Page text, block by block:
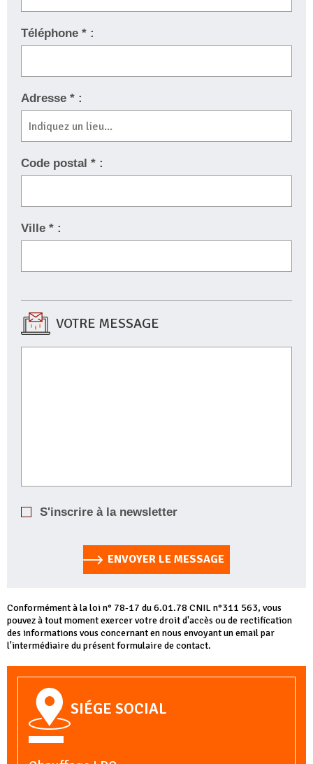
Téléphone * :
Adresse * :
Code postal * :
Ville * :
VOTRE MESSAGE
S'inscrire à la newsletter
ENVOYER LE MESSAGE
Conformément à la loi n° 78-17 du 6.01.78 CNIL n°311 563, vous
pouvez à tout moment exercer votre droit d'accès ou de rectification
des informations vous concernant en nous envoyant un email par
l'intermédiaire du présent formulaire de contact.
SIÉGE SOCIAL